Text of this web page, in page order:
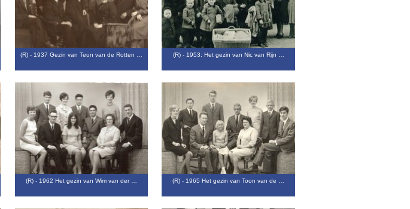
(R) - 1937 Gezin van Teun van de Rotten … (R) - 1953: Het gezin van Nic van Rijn …
(R) - 1962 Het gezin van Wim van der … (R) - 1965 Het gezin van Toon van de …